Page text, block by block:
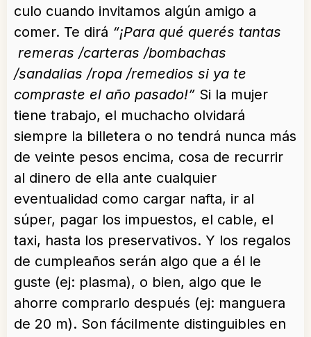
culo cuando invitamos algún amigo a
comer. Te dirá “¡Para qué querés tantas
remeras /carteras /bombachas
/sandalias /ropa /remedios si ya te
compraste el año pasado!” Si la mujer
tiene trabajo, el muchacho olvidará
siempre la billetera o no tendrá nunca más
de veinte pesos encima, cosa de recurrir
al dinero de ella ante cualquier
eventualidad como cargar nafta, ir al
súper, pagar los impuestos, el cable, el
taxi, hasta los preservativos. Y los regalos
de cumpleaños serán algo que a él le
guste (ej: plasma), o bien, algo que le
ahorre comprarlo después (ej: manguera
de 20 m). Son fácilmente distinguibles en